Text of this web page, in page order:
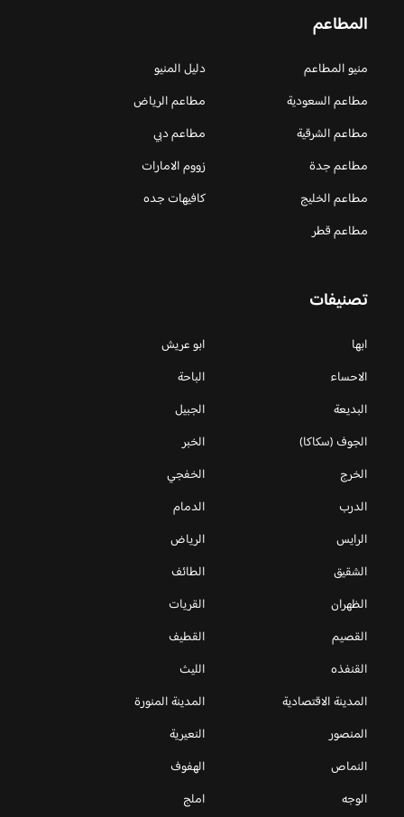
المطاعم
منيو المطاعم
دليل المنيو
مطاعم السعودية
مطاعم الرياض
مطاعم الشرقية
مطاعم دبي
مطاعم جدة
زووم الامارات
مطاعم الخليج
كافيهات جده
مطاعم قطر
تصنيفات
ابها
ابو عريش
الاحساء
الباحة
البديعة
الجبيل
الجوف (سكاكا)
الخبر
الخرج
الخفجي
الدرب
الدمام
الرايس
الرياض
الشقيق
الطائف
الظهران
القريات
القصيم
القطيف
القنفذه
الليث
المدينة الاقتصادية
المدينة المنورة
المنصور
النعيرية
النماص
الهفوف
الوجه
املج